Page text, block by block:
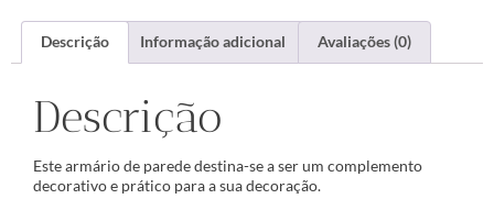
Descrição Informação adicional Avaliações (0)
Descrição
Este armário de parede destina-se a ser um complemento
decorativo e prático para a sua decoração.